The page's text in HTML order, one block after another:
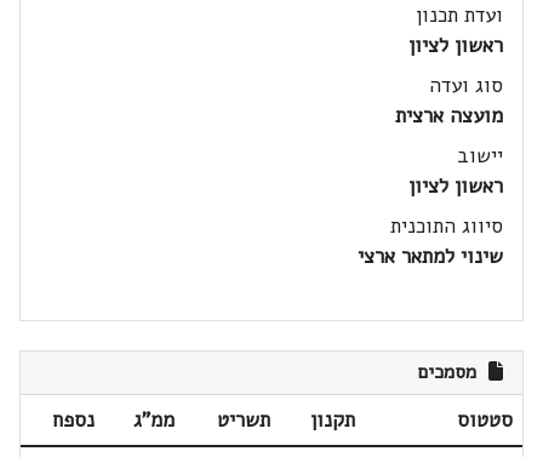
ועדת תכנון
ראשון לציון
סוג ועדה
מועצה ארצית
יישוב
ראשון לציון
סיווג התוכנית
שינוי למתאר ארצי
מסמכים
סטטוס תקנון תשריט ממ"ג
נספח